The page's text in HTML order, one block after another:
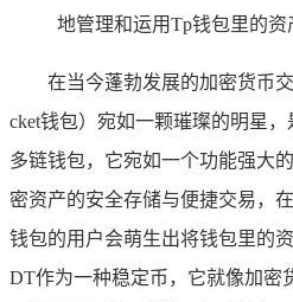
地管理和运用Tp钱包里的资
在当今蓬勃发展的加密货币
cket钱包）宛如一颗璀璨的明星
多链钱包，它宛如一个功能强大
密资产的安全存储与便捷交易，
钱包的用户会萌生出将钱包里的
DT作为一种稳定币，它就像加密